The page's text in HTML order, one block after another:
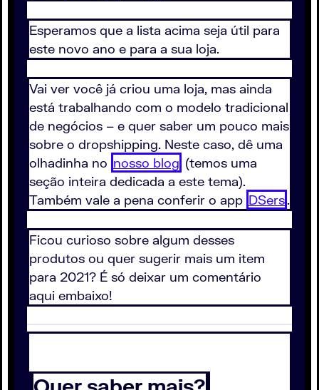
Esperamos que a lista acima seja útil para
este novo ano e para a sua loja.
Vai ver você já criou uma loja, mas ainda
está trabalhando com o modelo tradicional
de negócios – e quer saber um pouco mais
sobre o dropshipping. Neste caso, dê uma
olhadinha no nosso blog (temos uma
seção inteira dedicada a este tema).
Também vale a pena conferir o app DSers.
Ficou curioso sobre algum desses
produtos ou quer sugerir mais um item
para 2021? É só deixar um comentário
aqui embaixo!